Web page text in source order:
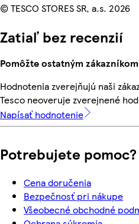
© TESCO STORES SR, a.s. 2026
Zatiaľ bez recenzií
Pomôžte ostatným zákazníkom
Hodnotenia zverejňujú naši
Tesco neoveruje zverejnené
Napísať hodnotenie
Potrebujete pomoc?
Cena doručenia
Bezpečnosť pri nákupe
Všeobecné obchodné